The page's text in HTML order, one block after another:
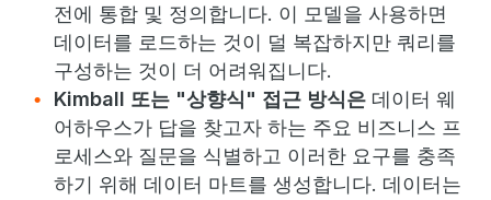
전에 통합 및 정의합니다. 이 모델을 사용하면
데이터를 로드하는 것이 덜 복잡하지만 쿼리를
구성하는 것이 더 어려워집니다.
Kimball 또는 "상향식" 접근 방식은 데이터 웨
어하우스가 답을 찾고자 하는 주요 비즈니스 프
로세스와 질문을 식별하고 이러한 요구를 충족
하기 위해 데이터 마트를 생성합니다. 데이터는